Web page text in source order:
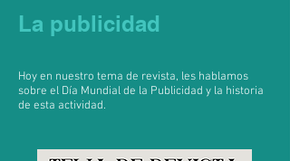
La publicidad
Hoy en nuestro tema de revista, les hablamos
sobre el Día Mundial de la Publicidad y la historia
de esta actividad.